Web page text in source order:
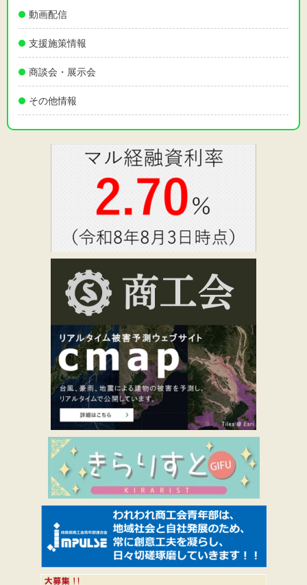
動画配信
支援施策情報
商談会・展示会
その他情報